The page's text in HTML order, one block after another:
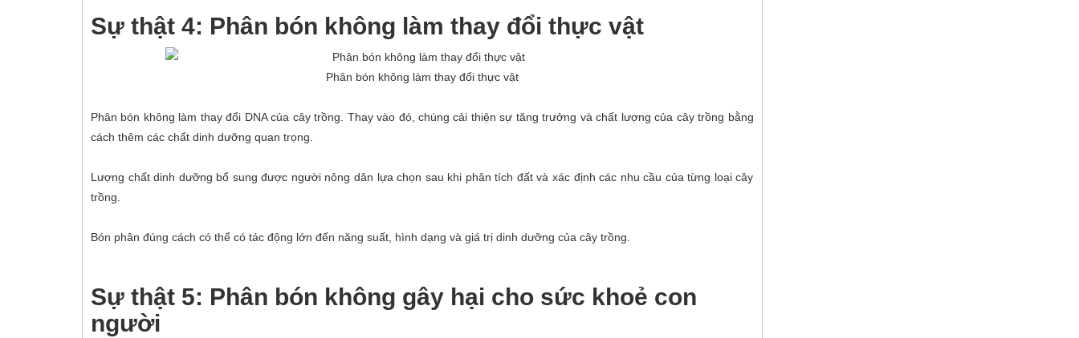
Sự thật 4: Phân bón không làm thay đổi thực vật
Phân bón không làm thay đổi thực vật
Phân bón không làm thay đổi DNA của cây trồng. Thay vào đó, chúng cải thiện sự tăng trưởng và chất lượng của cây trồng bằng
cách thêm các chất dinh dưỡng quan trọng.
Lượng chất dinh dưỡng bổ sung được người nông dân lựa chọn sau khi phân tích đất và xác định các nhu cầu của từng loại cây
trồng.
Bón phân đúng cách có thể có tác động lớn đến năng suất, hình dạng và giá trị dinh dưỡng của cây trồng.
Sự thật 5: Phân bón không gây hại cho sức khoẻ con
người